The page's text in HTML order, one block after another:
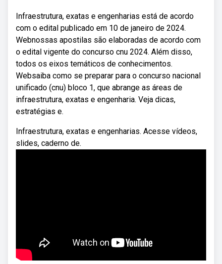
Infraestrutura, exatas e engenharias está de acordo
com o edital publicado em 10 de janeiro de 2024.
Webnossas apostilas são elaboradas de acordo com
o edital vigente do concurso cnu 2024. Além disso,
todos os eixos temáticos de conhecimentos.
Websaiba como se preparar para o concurso nacional
unificado (cnu) bloco 1, que abrange as áreas de
infraestrutura, exatas e engenharia. Veja dicas,
estratégias e.
Infraestrutura, exatas e engenharias. Acesse vídeos,
slides, caderno de.